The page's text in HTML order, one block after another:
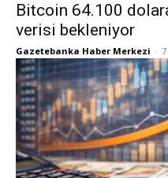
Bitcoin 64.100
verisi bekleniyor
Gazetebanka Haber Merkezi -